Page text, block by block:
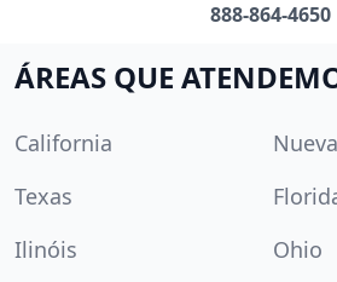
888-864-4650
ÁREAS QUE
California
Texas
Ilinóis
Ohio